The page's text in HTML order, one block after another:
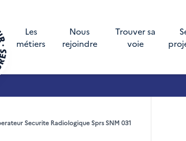
Les
métiers
Nous
rejoindre
Trouver sa
voie
Securite Radiologique Sprs SNM 031